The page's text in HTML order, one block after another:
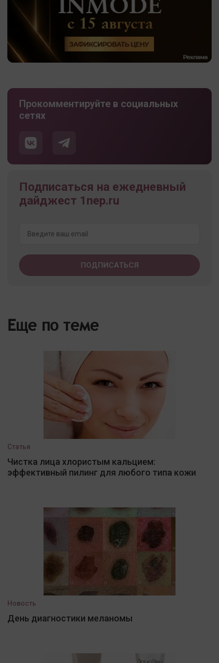
Прокомментируйте в социальных
сетях
Подписаться на ежедневный
дайджест 1nep.ru
Еще по теме
Статья
Чистка лица хлористым кальцием:
эффективный пилинг для любого типа кожи
Новость
День диагностики меланомы